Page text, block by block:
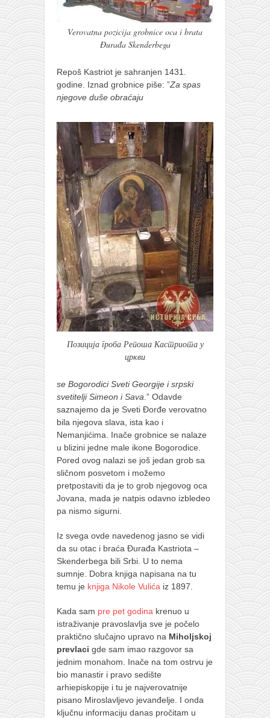
Verovatna pozicija grobnice oca i brata
Đurađa Skenderbega
Repoš Kastriot je sahranjen 1431.
godine. Iznad grobnice piše: ”Za spas
njegove duše obraćaju
Позиција гроба Репоша Кастриота у
цркви
se Bogorodici Sveti Georgije i srpski
svetitelji Simeon i Sava .” Odavde
saznajemo da je Sveti Đorđe verovatno
bila njegova slava, ista kao i
Nemanjićima. Inače grobnice se nalaze
u blizini jedne male ikone Bogorodice.
Pored ovog nalazi se još jedan grob sa
sličnom posvetom i možemo
pretpostaviti da je to grob njegovog oca
Jovana, mada je natpis odavno izbledeo
pa nismo sigurni.
Iz svega ovde navedenog jasno se vidi
da su otac i braća Đurađa Kastriota –
Skenderbega bili Srbi. U to nema
sumnje. Dobra knjiga napisana na tu
temu je knjiga Nikole Vulića iz 1897.
Kada sam pre pet godina krenuo u
istraživanje pravoslavlja sve je počelo
praktično slučajno upravo na Miholjskoj
prevlaci gde sam imao razgovor sa
jednim monahom. Inače na tom ostrvu je
bio manastir i prаvo sedište
arhiepiskopije i tu je najverovatnije
pisano Miroslavljevo jevanđelje. I onda
ključnu informaciju danas pročitam u